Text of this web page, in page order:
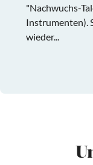
"Nachwuchs-
Instrumenten).
wieder...